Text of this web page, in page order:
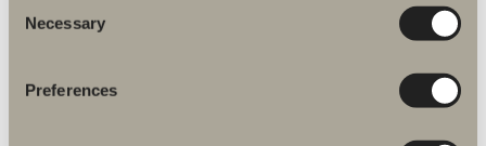
Selection
Necessary
Preferences